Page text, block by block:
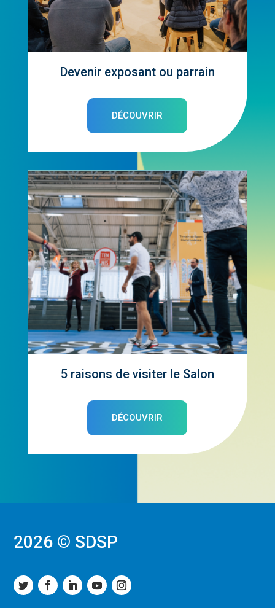
Devenir exposant ou parrain
DÉCOUVRIR
5 raisons de visiter le Salon
DÉCOUVRIR
2026 © SDSP